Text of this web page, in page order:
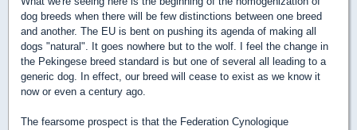
dog breeds when there will be few distinctions between one breed
and another. The EU is bent on pushing its agenda of making all
dogs "natural". It goes nowhere but to the wolf. I feel the change in
the Pekingese breed standard is but one of several all leading to a
generic dog. In effect, our breed will cease to exist as we know it
now or even a century ago.
The fearsome prospect is that the Federation Cynologique